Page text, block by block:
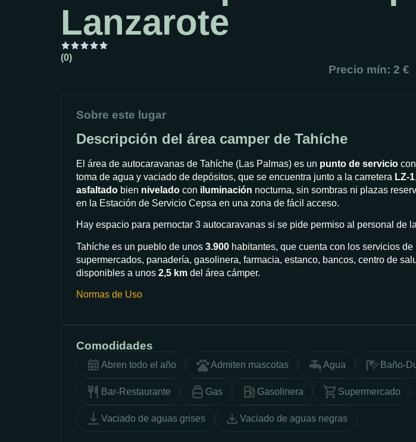
Lanzarote
(0)
Precio mín: 2 €
Sobre este lugar
Descripción del área camper de Tahíche
El área de autocaravanas de Tahíche (Las Palmas) es un punto de servicio
toma de agua y vaciado de depósitos, que se encuentra junto a la carretera LZ-1
asfaltado bien nivelado con iluminación nocturna, sin sombras ni plazas
en la Estación de Servicio Cepsa en una zona de fácil acceso.
Hay espacio para pernoctar 3 autocaravanas si se pide permiso al personal de
Tahíche es un pueblo de unos 3.900 habitantes, que cuenta con los servicios de
supermercados, panadería, gasolinera, farmacia, estanco, bancos, centro de
disponibles a unos 2,5 km del área cámper.
Normas de Uso
Comodidades
Abren todo el año Admiten mascotas Agua Baño-
Bar-Restaurante Gas Gasolinera Supermercado
Vaciado de aguas grises Vaciado de aguas negras